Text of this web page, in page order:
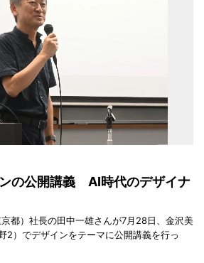
の公開講義 AI時代のデザイナ
京都）社長の田中一雄さんが7月28日、金沢美
2）でデザインをテーマに公開講義を行っ